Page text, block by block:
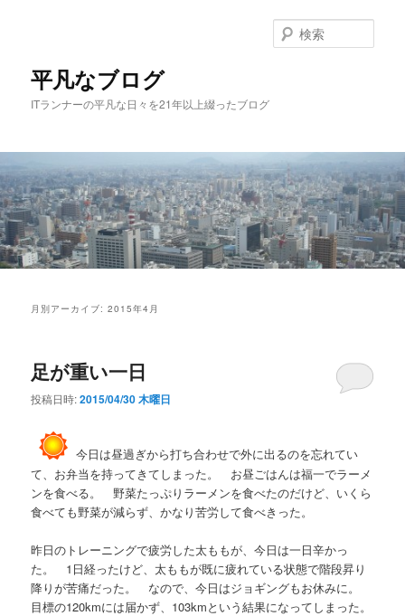
移
動
動
平凡なブログ
ITランナーの平凡な日々を21年以上綴ったブログ
索
月別アーカイブ:2015年4月
足が重い一日
投稿日時:2015/04/30 木曜日
今日は昼過ぎから打ち合わせで外に出るのを忘れてい
て、お弁当を持ってきてしまった。 お昼ごはんは福一でラーメ
ンを食べる。 野菜たっぷりラーメンを食べたのだけど、いくら
食べても野菜が減らず、かなり苦労して食べきった。
昨日のトレーニングで疲労した太ももが、今日は一日辛かっ
た。 1日経ったけど、太ももが既に疲れている状態で階段昇り
降りが苦痛だった。 なので、今日はジョギングもお休みに。
目標の120kmには届かず、103kmという結果になってしまった。